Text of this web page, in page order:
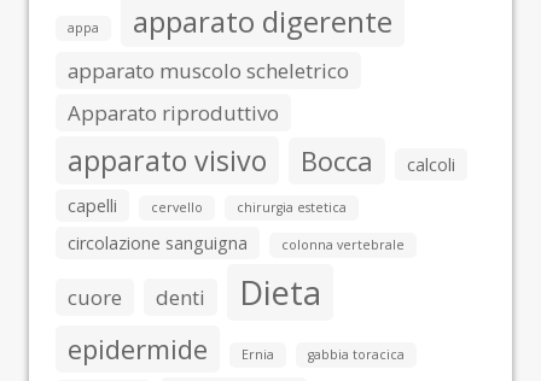
appa apparato digerente
apparato muscolo scheletrico
Apparato riproduttivo
apparato visivo Bocca
calcoli
capelli
cervello chirurgia estetica
circolazione sanguigna colonna vertebrale
cuore denti Dieta
epidermide Ernia gabbia toracica